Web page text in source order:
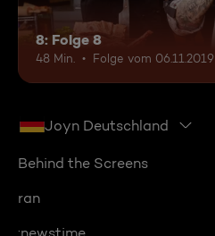
8: Folge 8
48 Min. Folge vom 06.11.2019
Joyn Deutschland
Behind the Screens
ran